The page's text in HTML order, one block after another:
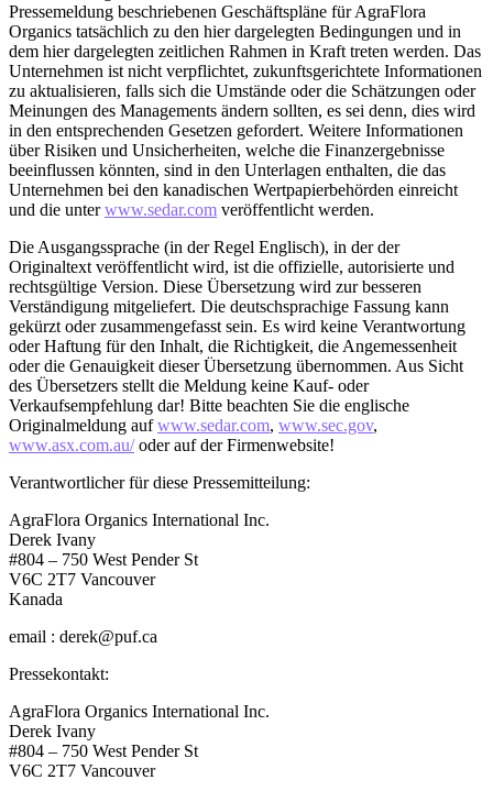
Pressemeldung beschriebenen Geschäftspläne für AgraFlora
Organics tatsächlich zu den hier dargelegten Bedingungen und in
dem hier dargelegten zeitlichen Rahmen in Kraft treten werden. Das
Unternehmen ist nicht verpflichtet, zukunftsgerichtete Informationen
zu aktualisieren, falls sich die Umstände oder die Schätzungen oder
Meinungen des Managements ändern sollten, es sei denn, dies wird
in den entsprechenden Gesetzen gefordert. Weitere Informationen
über Risiken und Unsicherheiten, welche die Finanzergebnisse
beeinflussen könnten, sind in den Unterlagen enthalten, die das
Unternehmen bei den kanadischen Wertpapierbehörden einreicht
und die unterwww.sedar.com veröffentlicht werden.
Die Ausgangssprache (in der Regel Englisch), in der der
Originaltext veröffentlicht wird, ist die offizielle, autorisierte und
rechtsgültige Version. Diese Übersetzung wird zur besseren
Verständigung mitgeliefert. Die deutschsprachige Fassung kann
gekürzt oder zusammengefasst sein. Es wird keine Verantwortung
oder Haftung für den Inhalt, die Richtigkeit, die Angemessenheit
oder die Genauigkeit dieser Übersetzung übernommen. Aus Sicht
des Übersetzers stellt die Meldung keine Kauf- oder
Verkaufsempfehlung dar! Bitte beachten Sie die englische
Originalmeldung aufwww.sedar.com, www.sec.gov,
www.asx.com.au/oder auf der Firmenwebsite!
Verantwortlicher für diese Pressemitteilung:
AgraFlora Organics International Inc.
Derek Ivany
#804 – 750 West Pender St
V6C 2T7 Vancouver
Kanada
email : derek@puf.ca
Pressekontakt:
AgraFlora Organics International Inc.
Derek Ivany
#804 – 750 West Pender St
V6C 2T7 Vancouver